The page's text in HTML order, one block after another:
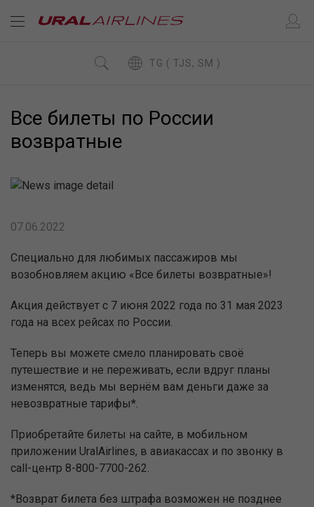
TG ( TJS, SM )
Все билеты по России
возвратные
07.06.2022
Специально для любимых пассажиров мы
возобновляем акцию «Все билеты возвратные»!
Акция действует с 7 июня 2022 года по 31 мая 2023
года на всех рейсах по России.
Теперь вы можете смело планировать своё
путешествие и не переживать, если вдруг планы
изменятся, ведь мы вернём вам деньги даже за
невозвратные тарифы*.
Приобретайте билеты на сайте, в мобильном
приложении UralAirlines, в авиакассах и по звонку в
call-центр 8-800-7700-262.
*Возврат билета без штрафа возможен не позднее